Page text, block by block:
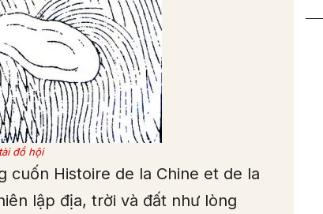
đồ hội
cuốn Histoire de la Chine et de la
lập địa, trời và đất như lòng